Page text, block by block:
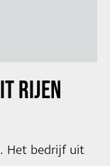
RIJEN
Het bedrijf uit